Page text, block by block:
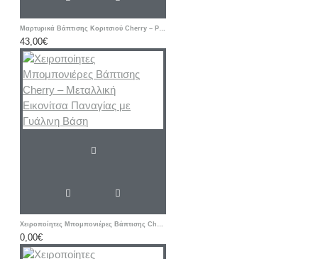
Μαρτυρικά Βάπτισης Κοριτσιού Cherry – Ροζ & Μπεζ Βραχιόλια με Δερμάτινο Κορδόνι και Μεταλλικό Σταυρό
43,00€
Χειροποίητες Μπομπονιέρες Βάπτισης Cherry – Μεταλλική Εικονίτσα Παναγίας με Γυάλινη Βάση
0,00€